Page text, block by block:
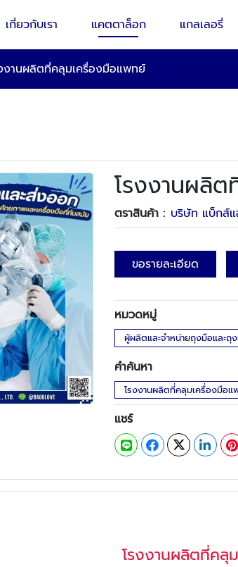
เกี่ยวกับเรา แคตตาล็อก แกลเลอรี่
งานผลิตที่คลุมเครื่องมือแพทย์
โรงงานผลิ
ตราสินค้า : บริษัท แบ็กส์
ขอรายละเอียด
หมวดหมู่
ผู้ผลิตและจำหน่ายถุงมือและถุ
คำค้นหา
โรงงานผลิตที่คลุมเครื่องมือแ
แชร์
โรงงานผลิตที่คลุ